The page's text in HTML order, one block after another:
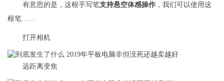
有意思的是，这根手写笔支持悬空体感操作 ，我们可以使用这
根笔……
打开相机
远距离变焦